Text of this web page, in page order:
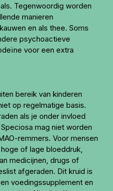
Tegenwoordig worden
manieren
en als thee. Soms
psychoactieve
voor een extra
bereik van kinderen
op regelmatige basis.
als je onder invloed
mag niet worden
remmers. Voor mensen
of lage bloeddruk,
medicijnen, drugs of
afgeraden. Dit kruid is
voedingssupplement en